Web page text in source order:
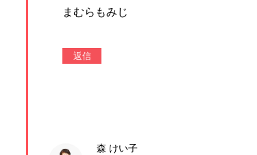
まむらもみじ
返信
森 けい子